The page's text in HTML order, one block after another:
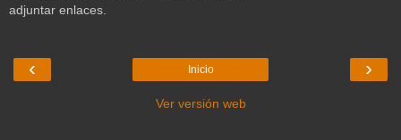
adjuntar enlaces.
‹ ›
Inicio
Ver versión web